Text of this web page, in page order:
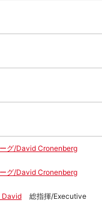
グ/David Cronenberg
グ/David Cronenberg
David
総指揮/Executive